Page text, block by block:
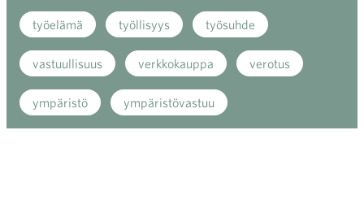
työelämä työllisyys työsuhde
vastuullisuus verkkokauppa verotus
ympäristö ympäristövastuu